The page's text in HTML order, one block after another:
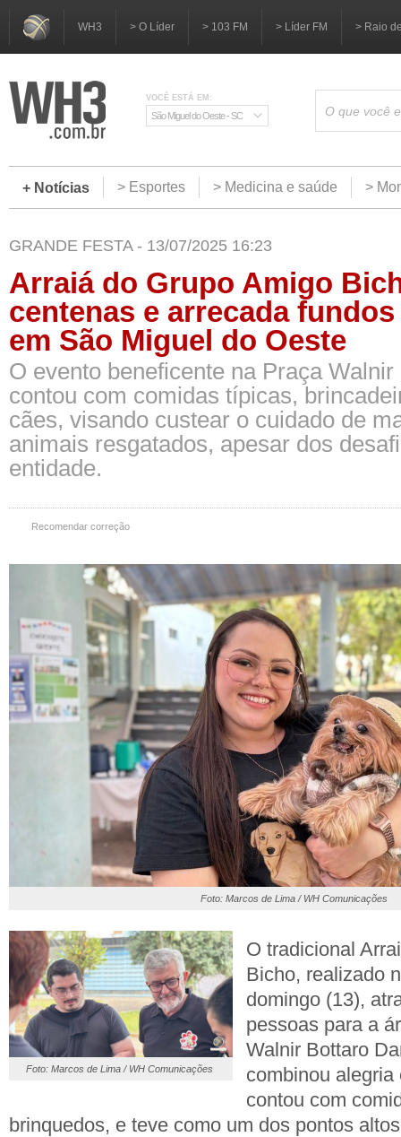
WH3 > O Líder > 103 FM > Líder FM > Raio
VOCÊ ESTÁ EM:
São Miguel do Oeste - SC
+ Notícias > Esportes > Medicina e saúde >
GRANDE FESTA - 13/07/2025 16:23
Arraiá do Grupo Amigo
centenas e arrecada
em São Miguel do Oeste
O evento beneficente na Praça
contou com comidas típicas,
cães, visando custear o cuidado de
animais resgatados, apesar dos
entidade.
Recomendar correção
Foto: Marcos de Lima / WH Comunicações
Foto: Marcos de Lima / WH Comunicações
O tradicional
Bicho, realizado
domingo (13),
pessoas para a
Walnir Bottaro
combinou
contou com
brinquedos, e teve como um dos pontos